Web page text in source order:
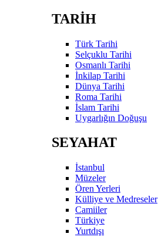
TARİH
Türk Tarihi
Selçuklu Tarihi
Osmanlı Tarihi
İnkilap Tarihi
Dünya Tarihi
Roma Tarihi
İslam Tarihi
Uygarlığın Doğuşu
SEYAHAT
İstanbul
Müzeler
Ören Yerleri
Külliye ve Medreseler
Camiiler
Türkiye
Yurtdışı